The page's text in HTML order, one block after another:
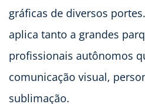
gráficas de diversos
aplica tanto a grandes
profissionais autônomos
comunicação visual,
sublimação.